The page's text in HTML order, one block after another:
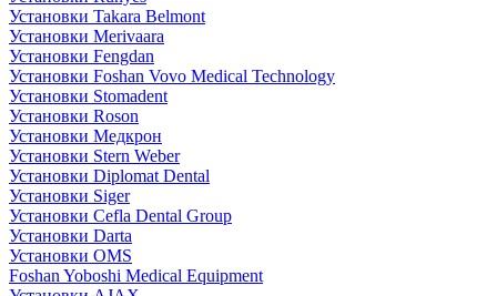
Установки Takara Belmont
Установки Merivaara
Установки Fengdan
Установки Foshan Vovo Medical Technology
Установки Stomadent
Установки Roson
Установки Медкрон
Установки Stern Weber
Установки Diplomat Dental
Установки Siger
Установки Cefla Dental Group
Установки Darta
Установки OMS
Foshan Yoboshi Medical Equipment